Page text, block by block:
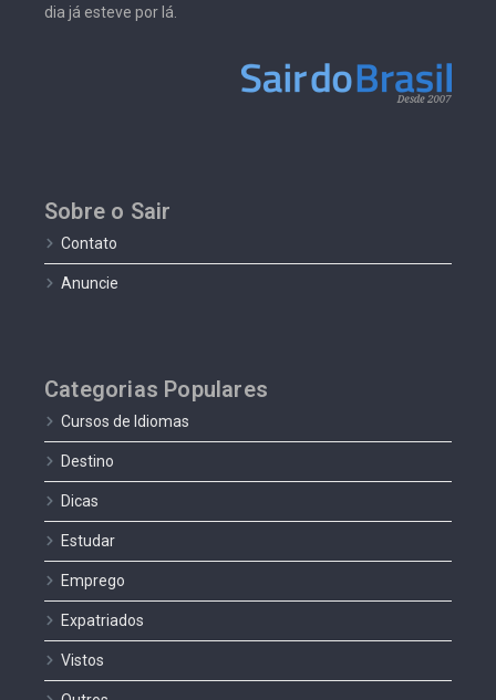
dia já esteve por lá.
Sobre o Sair
Contato
Anuncie
Categorias Populares
Cursos de Idiomas
Destino
Dicas
Estudar
Emprego
Expatriados
Vistos